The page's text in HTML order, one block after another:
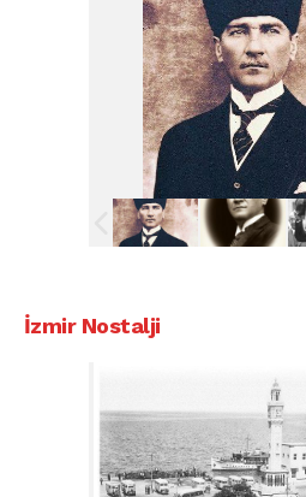
İzmir Nostalji